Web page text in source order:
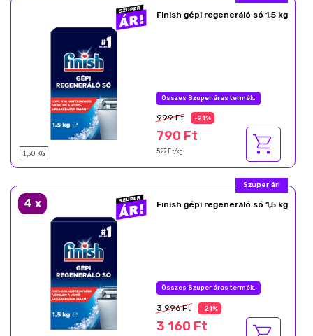
1,50 KG
Finish gépi regeneráló só 1,5 kg
Nyárzáró akció
999 Ft -21%
790 Ft
527 Ft/kg
Most akcióban!
4 x Finish gépi regeneráló só 1,5 kg
Nyárzáró akció
3 996 Ft -21%
3 160 Ft